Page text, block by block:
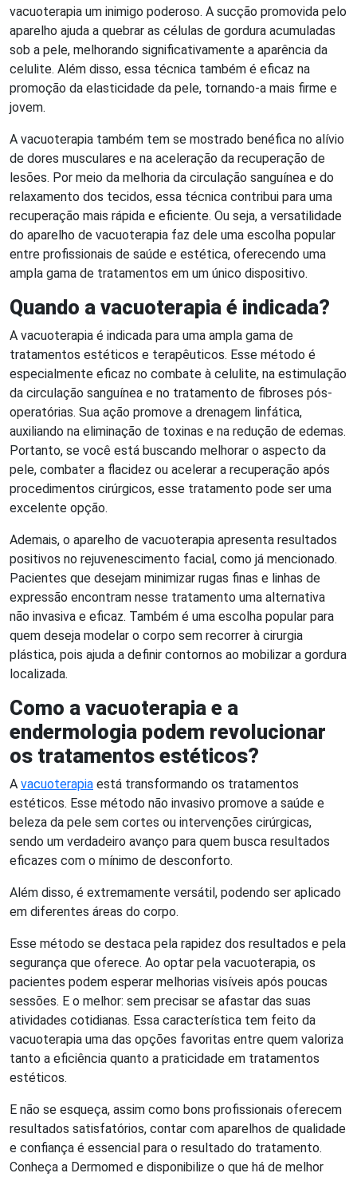
vacuoterapia um inimigo poderoso. A sucção promovida pelo
aparelho ajuda a quebrar as células de gordura acumuladas
sob a pele, melhorando significativamente a aparência da
celulite. Além disso, essa técnica também é eficaz na
promoção da elasticidade da pele, tornando-a mais firme e
jovem.
A vacuoterapia também tem se mostrado benéfica no alívio
de dores musculares e na aceleração da recuperação de
lesões. Por meio da melhoria da circulação sanguínea e do
relaxamento dos tecidos, essa técnica contribui para uma
recuperação mais rápida e eficiente. Ou seja, a versatilidade
do aparelho de vacuoterapia faz dele uma escolha popular
entre profissionais de saúde e estética, oferecendo uma
ampla gama de tratamentos em um único dispositivo.
Quando a vacuoterapia é indicada?
A vacuoterapia é indicada para uma ampla gama de
tratamentos estéticos e terapêuticos. Esse método é
especialmente eficaz no combate à celulite, na estimulação
da circulação sanguínea e no tratamento de fibroses pós-
operatórias. Sua ação promove a drenagem linfática,
auxiliando na eliminação de toxinas e na redução de edemas.
Portanto, se você está buscando melhorar o aspecto da
pele, combater a flacidez ou acelerar a recuperação após
procedimentos cirúrgicos, esse tratamento pode ser uma
excelente opção.
Ademais, o aparelho de vacuoterapia apresenta resultados
positivos no rejuvenescimento facial, como já mencionado.
Pacientes que desejam minimizar rugas finas e linhas de
expressão encontram nesse tratamento uma alternativa
não invasiva e eficaz. Também é uma escolha popular para
quem deseja modelar o corpo sem recorrer à cirurgia
plástica, pois ajuda a definir contornos ao mobilizar a gordura
localizada.
Como a vacuoterapia e a
endermologia podem revolucionar
os tratamentos estéticos?
A vacuoterapia está transformando os tratamentos
estéticos. Esse método não invasivo promove a saúde e
beleza da pele sem cortes ou intervenções cirúrgicas,
sendo um verdadeiro avanço para quem busca resultados
eficazes com o mínimo de desconforto.
Além disso, é extremamente versátil, podendo ser aplicado
em diferentes áreas do corpo.
Esse método se destaca pela rapidez dos resultados e pela
segurança que oferece. Ao optar pela vacuoterapia, os
pacientes podem esperar melhorias visíveis após poucas
sessões. E o melhor: sem precisar se afastar das suas
atividades cotidianas. Essa característica tem feito da
vacuoterapia uma das opções favoritas entre quem valoriza
tanto a eficiência quanto a praticidade em tratamentos
estéticos.
E não se esqueça, assim como bons profissionais oferecem
resultados satisfatórios, contar com aparelhos de qualidade
e confiança é essencial para o resultado do tratamento.
Conheça a Dermomed e disponibilize o que há de melhor